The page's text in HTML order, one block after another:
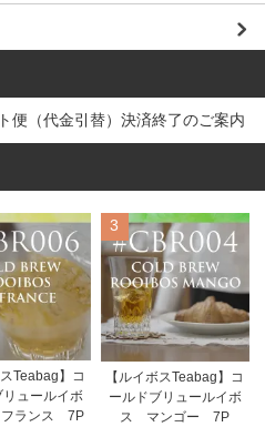
（代金引替）決済終了のご案内
スTeabag】コ
リュールイボ
ランス 7P
3
【ルイボスTeabag】コ
ールドブリュールイボ
ス マンゴー 7P